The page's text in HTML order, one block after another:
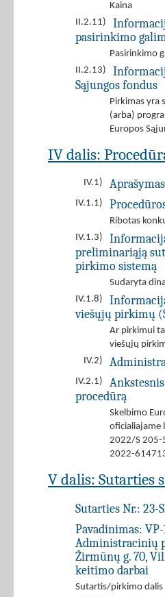
Kaina
II.2.11)
pasirinkimo
Pasirinkimo
II.2.13)
Sąjungos fondus
Pirkimas yra
(arba)
Europos
IV dalis:
IV.1) Aprašymas
IV.1.1)
Ribotas
IV.1.3)
preliminariąją
pirkimo sistemą
Sudaryta
IV.1.8)
viešųjų pirkimų
Ar pirkimui
viešųjų
IV.2)
IV.2.1)
procedūrą
Skelbimo
oficialiajame
2022/S 205-
2022-
V dalis: Sutarties
Sutarties Nr.: 23-
Pavadinimas: VP-
Administracinių
Žirmūnų g. 70,
keitimo darbai
Sutartis/pirkimo dalis